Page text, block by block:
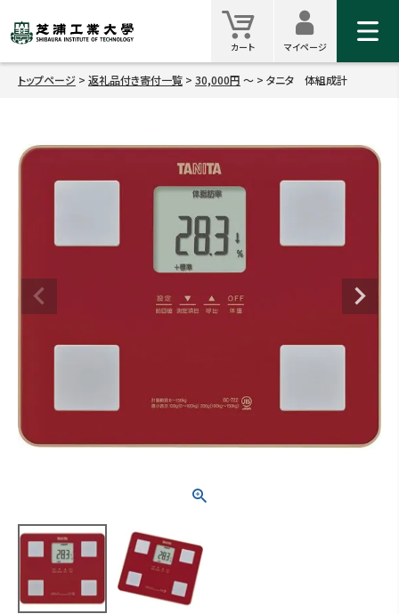
カート
カート
マイ
マイページ
トップページ 返礼品付き寄付一覧 30,000円 タニタ 体組成計